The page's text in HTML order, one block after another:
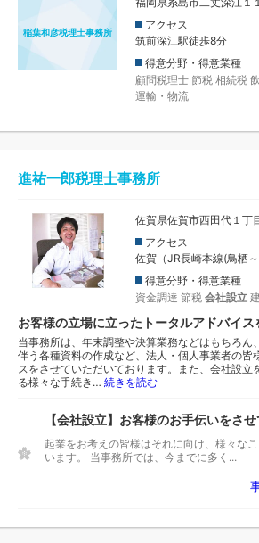
稲葉和彦税理士事務所
アクセス
筑前深江駅徒歩8分
得意分野・得意業種
顧問税理士 節税 相続税
運輸・物流
進祐一郎税理士事務所
佐賀県佐賀市西田代１丁
アクセス
佐賀（JR長崎本線(鳥栖～
得意分野・得意業種
資金調達 節税 会社設立
お客様の立場に立ったトータルアドバイス
当事務所は、年末調整や決算業務などはもちろん
伴う各種資料の作成など、法人・個人事業者の皆
スをさせていただいております。また、会社設立
る様々な手続き… 続きを読む
【会社設立】お客様のお手伝いをさ
起業をお考えの皆様はそれに向け、様々な
います。 当事務所では、今までに多く...